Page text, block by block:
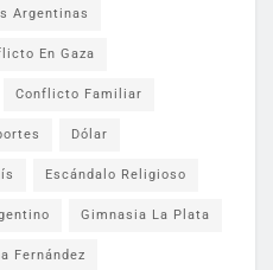
Argentinas
En Gaza
Conflicto Familiar
Dólar
Escándalo Religioso
Gimnasia La Plata
Fernández